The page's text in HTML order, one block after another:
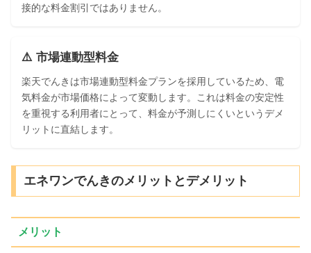
接的な料金割引ではありません。
⚠️ 市場連動型料金
楽天でんきは市場連動型料金プランを採用しているため、電
気料金が市場価格によって変動します。これは料金の安定性
を重視する利用者にとって、料金が予測しにくいというデメ
リットに直結します。
エネワンでんきのメリットとデメリット
メリット